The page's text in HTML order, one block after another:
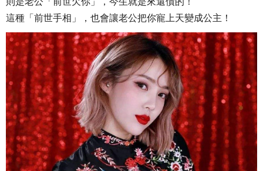
這種「前世手相」，也會讓老公把你寵上天變成公主！